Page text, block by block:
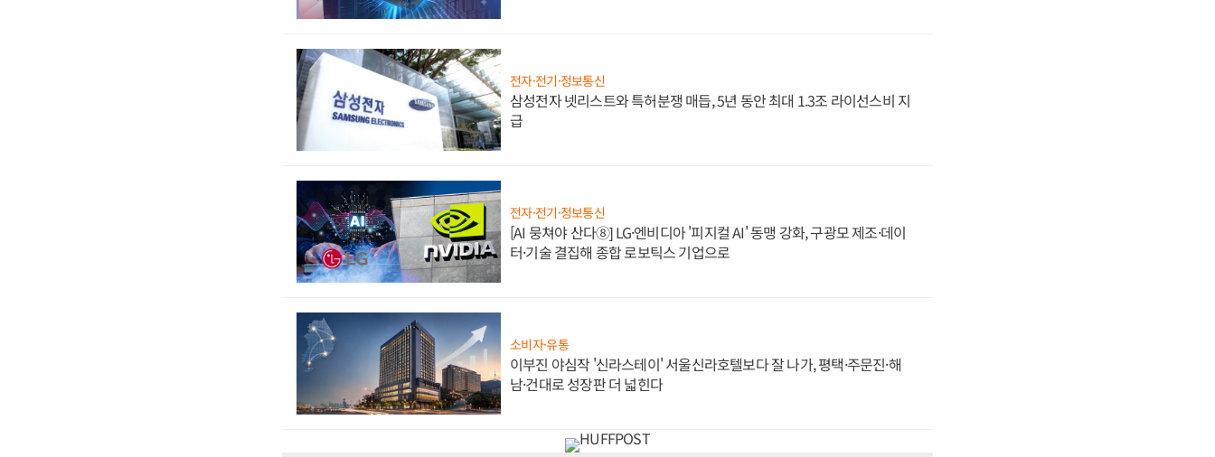
전자·전기·정보통신
삼성전자 넷리스트와 특허분쟁 매듭, 5년 동안 최대 1.3조 라이선스비 지
급
전자·전기·정보통신
[AI 뭉쳐야 산다⑧] LG·엔비디아 '피지컬 AI' 동맹 강화, 구광모 제조·데이
터·기술 결집해 종합 로보틱스 기업으로
소비자·유통
이부진 야심작 '신라스테이' 서울신라호텔보다 잘 나가, 평택·주문진·해
남·건대로 성장판 더 넓힌다